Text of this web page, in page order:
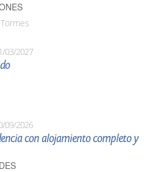
03/2027
09/2026
con alojamiento completo y